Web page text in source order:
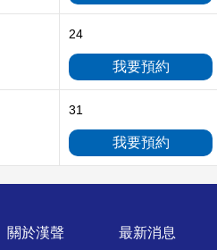
24
我要預約
31
我要預約
關於漢聲
最新消息